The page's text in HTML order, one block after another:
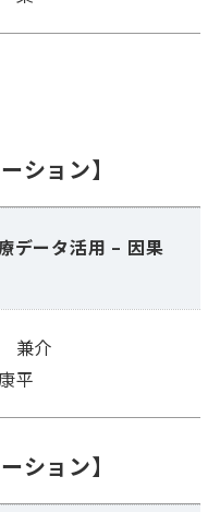
ション】
データ活用 – 因果
兼介
平
ション】